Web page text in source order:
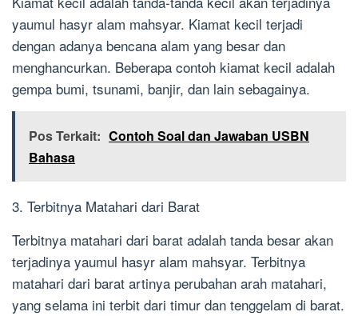
yaumul hasyr alam mahsyar. Kiamat kecil terjadi
dengan adanya bencana alam yang besar dan
menghancurkan. Beberapa contoh kiamat kecil adalah
gempa bumi, tsunami, banjir, dan lain sebagainya.
Pos Terkait: Contoh Soal dan Jawaban USBN
Bahasa
3. Terbitnya Matahari dari Barat
Terbitnya matahari dari barat adalah tanda besar akan
terjadinya yaumul hasyr alam mahsyar. Terbitnya
matahari dari barat artinya perubahan arah matahari,
yang selama ini terbit dari timur dan tenggelam di barat.